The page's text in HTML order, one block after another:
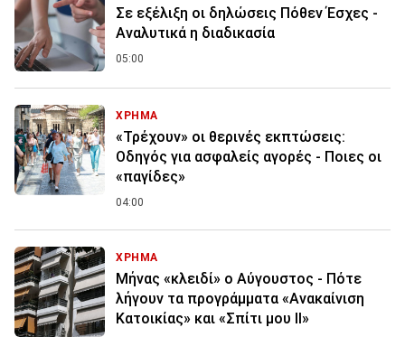
Σε εξέλιξη οι δηλώσεις Πόθεν Έσχες -
Αναλυτικά η διαδικασία
05:00
ΧΡΗΜΑ
«Τρέχουν» οι θερινές εκπτώσεις:
Οδηγός για ασφαλείς αγορές - Ποιες οι
«παγίδες»
04:00
ΧΡΗΜΑ
Μήνας «κλειδί» ο Αύγουστος - Πότε
λήγουν τα προγράμματα «Ανακαίνιση
Κατοικίας» και «Σπίτι μου ΙΙ»